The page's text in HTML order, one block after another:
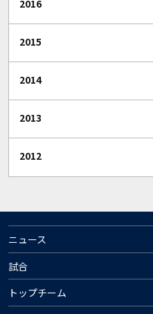
2016
2015
2014
2013
2012
ニュース
試合
トップチーム